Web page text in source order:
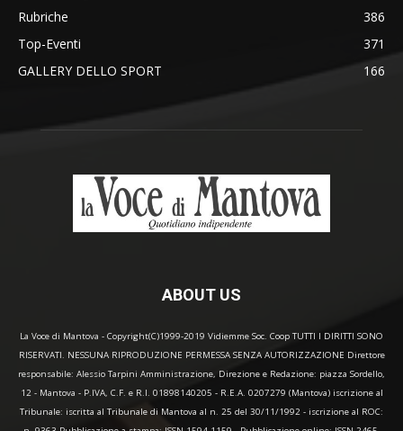
Rubriche
386
Top-Eventi
371
GALLERY DELLO SPORT
166
ABOUT US
La Voce di Mantova - Copyright(C)1999-2019 Vidiemme Soc. Coop TUTTI I DIRITTI SONO
RISERVATI. NESSUNA RIPRODUZIONE PERMESSA SENZA AUTORIZZAZIONE Direttore
responsabile: Alessio Tarpini Amministrazione, Direzione e Redazione: piazza Sordello,
12 - Mantova - P.IVA, C.F. e R.I. 01898140205 - R.E.A. 0207279 (Mantova) iscrizione al
Tribunale: iscritta al Tribunale di Mantova al n. 25 del 30/11/1992 - iscrizione al ROC: